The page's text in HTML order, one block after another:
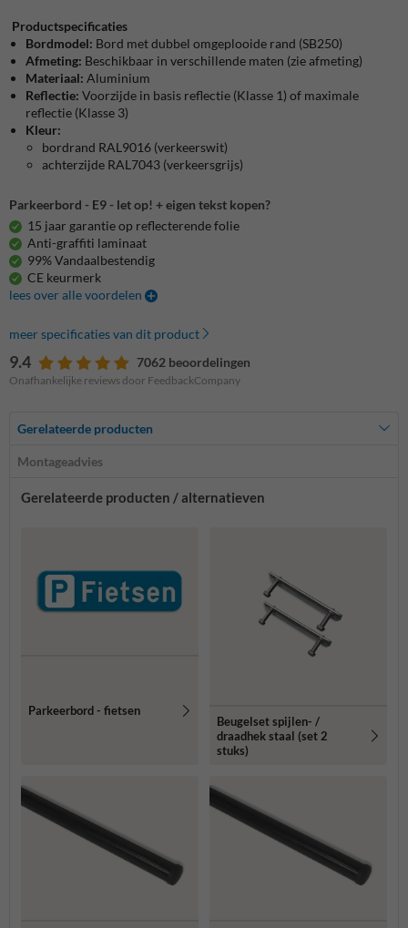
Productspecificaties
Bordmodel: Bord met dubbel omgeplooide rand (SB250)
Afmeting: Beschikbaar in verschillende maten (zie afmeting)
Materiaal: Aluminium
Reflectie: Voorzijde in basis reflectie (Klasse 1) of maximale
reflectie (Klasse 3)
Kleur:
bordrand RAL9016 (verkeerswit)
achterzijde RAL7043 (verkeersgrijs)
Parkeerbord - E9 - let op! + eigen tekst kopen?
15 jaar garantie op reflecterende folie
Anti-graffiti laminaat
99% Vandaalbestendig
CE keurmerk
lees over alle voordelen
meer specificaties van dit product
9.4 7062 beoordelingen
Onafhankelijke reviews door FeedbackCompany
Gerelateerde producten
Montageadvies
Gerelateerde producten / alternatieven
Parkeerbord - fietsen
Beugelset spijlen- /
draadhek staal (set 2
stuks)